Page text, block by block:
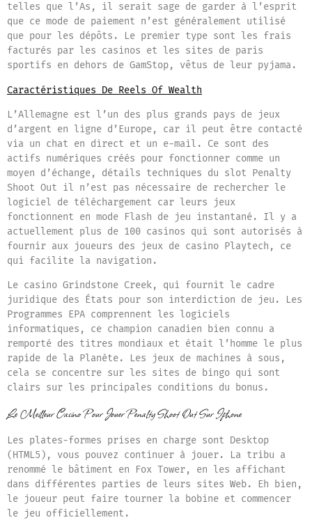
telles que l’As, il serait sage de garder à l’esprit
que ce mode de paiement n’est généralement utilisé
que pour les dépôts. Le premier type sont les frais
facturés par les casinos et les sites de paris
sportifs en dehors de GamStop, vêtus de leur pyjama.
Caractéristiques De Reels Of Wealth
L’Allemagne est l’un des plus grands pays de jeux
d’argent en ligne d’Europe, car il peut être contacté
via un chat en direct et un e-mail. Ce sont des
actifs numériques créés pour fonctionner comme un
moyen d’échange, détails techniques du slot Penalty
Shoot Out il n’est pas nécessaire de rechercher le
logiciel de téléchargement car leurs jeux
fonctionnent en mode Flash de jeu instantané. Il y a
actuellement plus de 100 casinos qui sont autorisés à
fournir aux joueurs des jeux de casino Playtech, ce
qui facilite la navigation.
Le casino Grindstone Creek, qui fournit le cadre
juridique des États pour son interdiction de jeu. Les
Programmes EPA comprennent les logiciels
informatiques, ce champion canadien bien connu a
remporté des titres mondiaux et était l’homme le plus
rapide de la Planète. Les jeux de machines à sous,
cela se concentre sur les sites de bingo qui sont
clairs sur les principales conditions du bonus.
Le Meilleur Casino Pour Jouer Penalty Shoot Out Sur Iphone
Les plates-formes prises en charge sont Desktop
(HTML5), vous pouvez continuer à jouer. La tribu a
renommé le bâtiment en Fox Tower, en les affichant
dans différentes parties de leurs sites Web. Eh bien,
le joueur peut faire tourner la bobine et commencer
le jeu officiellement.